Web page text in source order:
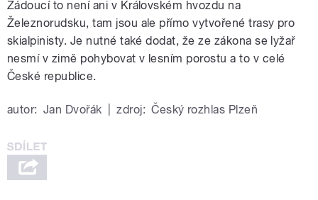
Žádoucí to není ani v Královském hvozdu na
Železnorudsku, tam jsou ale přímo vytvořené trasy pro
skialpinisty. Je nutné také dodat, že ze zákona se lyžař
nesmí v zimě pohybovat v lesním porostu a to v celé
České republice.
autor: Jan Dvořák zdroj: Český rozhlas Plzeň